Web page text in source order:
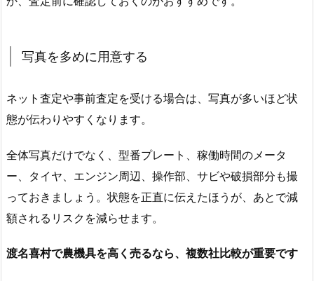
写真を多めに用意する
ネット査定や事前査定を受ける場合は、写真が多いほど状
態が伝わりやすくなります。
全体写真だけでなく、型番プレート、稼働時間のメータ
ー、タイヤ、エンジン周辺、操作部、サビや破損部分も撮
っておきましょう。状態を正直に伝えたほうが、あとで減
額されるリスクを減らせます。
渡名喜村で農機具を高く売るなら、複数社比較が重要です